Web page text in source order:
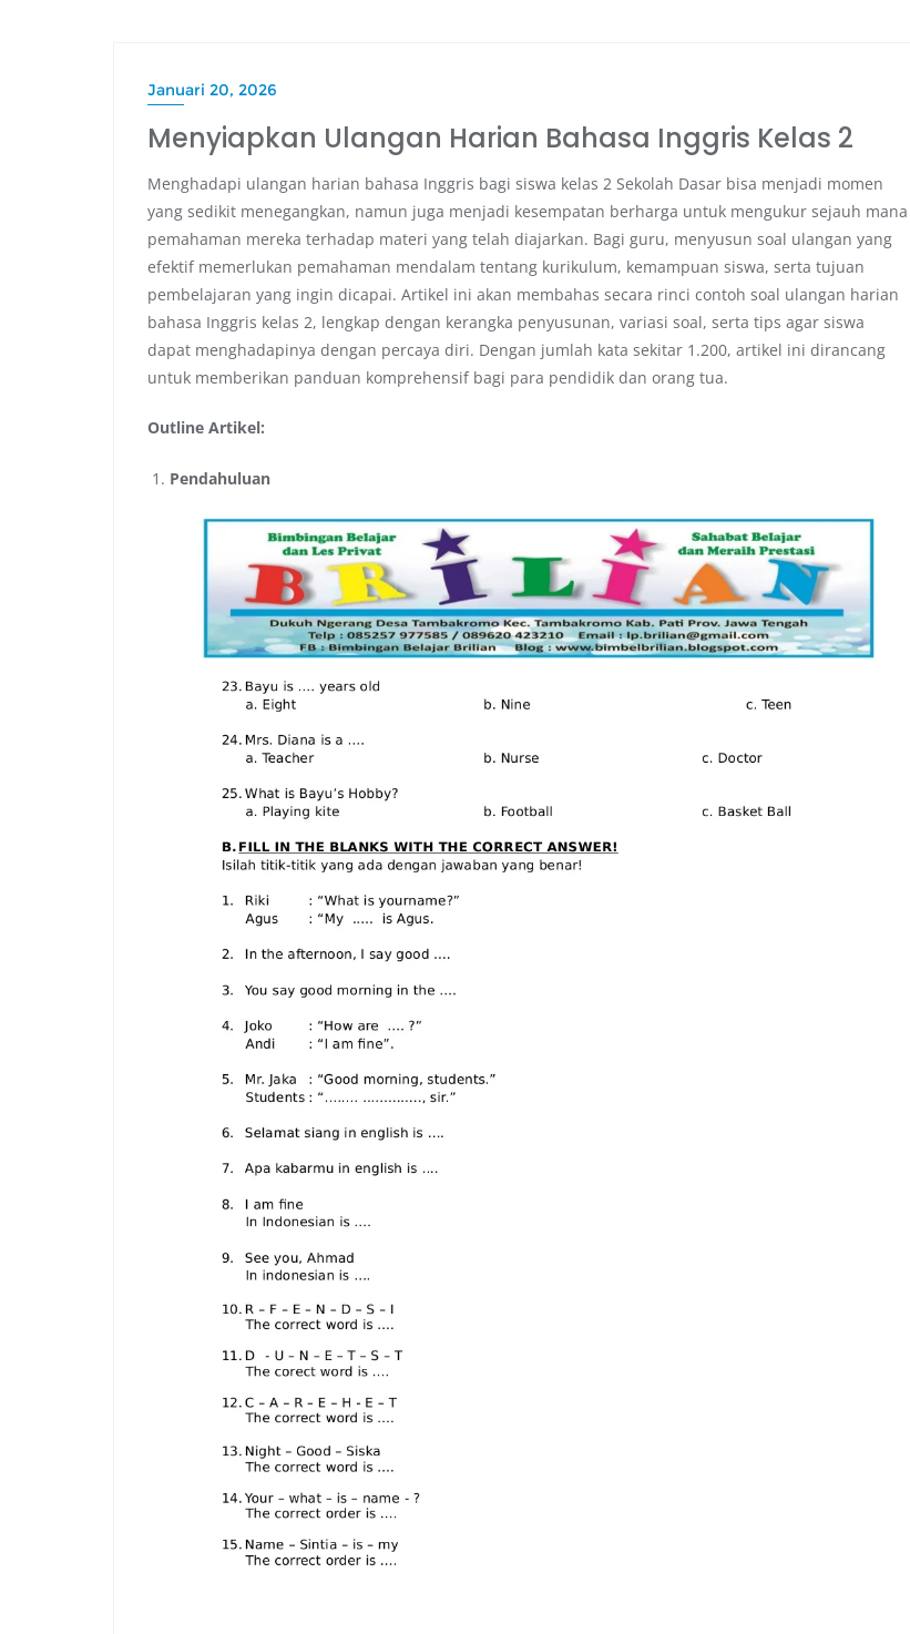
Januari 20, 2026
Menyiapkan Ulangan Harian Bahasa Inggris Kelas 2
Menghadapi ulangan harian bahasa Inggris bagi siswa kelas 2 Sekolah Dasar bisa menjadi momen
yang sedikit menegangkan, namun juga menjadi kesempatan berharga untuk mengukur sejauh mana
pemahaman mereka terhadap materi yang telah diajarkan. Bagi guru, menyusun soal ulangan yang
efektif memerlukan pemahaman mendalam tentang kurikulum, kemampuan siswa, serta tujuan
pembelajaran yang ingin dicapai. Artikel ini akan membahas secara rinci contoh soal ulangan harian
bahasa Inggris kelas 2, lengkap dengan kerangka penyusunan, variasi soal, serta tips agar siswa
dapat menghadapinya dengan percaya diri. Dengan jumlah kata sekitar 1.200, artikel ini dirancang
untuk memberikan panduan komprehensif bagi para pendidik dan orang tua.
Outline Artikel:
Pendahuluan